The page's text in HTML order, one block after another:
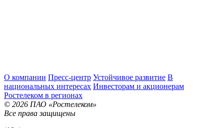
О компании Пресс-центр Устойчивое развитие В
национальных интересах Инвесторам и акционерам
Ростелеком в регионах
© 2026 ПАО «Ростелеком»
Все права защищены